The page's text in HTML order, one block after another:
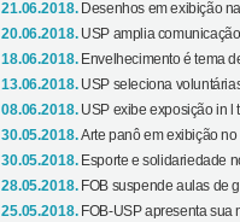
21.06.2018. Desenhos em exibição
20.06.2018. USP amplia
18.06.2018. Envelhecimento é tema
13.06.2018. USP seleciona
08.06.2018. USP exibe exposição in l
30.05.2018.Arte panô em exibição no
30.05.2018. Esporte e solidariedade
28.05.2018. FOB suspende aulas de
25.05.2018. FOB-USP apresenta sua